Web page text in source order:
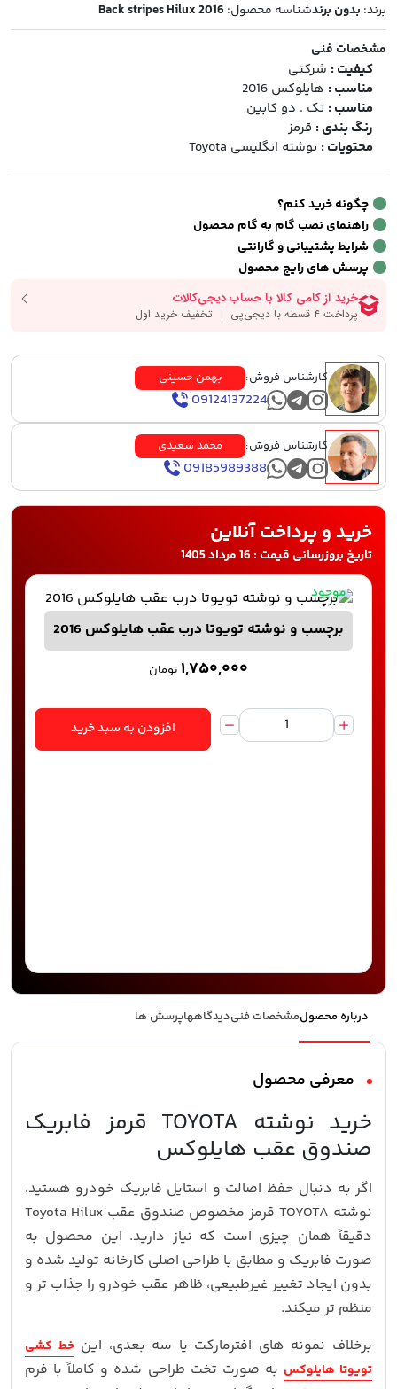
برند: بدون برندشناسه محصول: Back stripes Hilux 2016
مشخصات فنی
کیفیت : شرکتی
مناسب : هایلوکس 2016
مناسب : تک . دو کابین
رنگ بندی : قرمز
محتویات : نوشته انگلیسی Toyota
چگونه خرید کنم؟
راهنمای نصب گام به گام محصول
شرایط پشتیبانی و گارانتی
پرسش های رایج محصول
کارشناس فروش: بهمن حسینی
09124137224
کارشناس فروش: محمد سعیدی
09185989388
خرید و پرداخت آنلاین
تاریخ بروزرسانی قیمت : 16 مرداد 1405
موجود
برچسب و نوشته تویوتا درب عقب هایلوکس 2016
۱,۷۵۰,۰۰۰ تومان
افزودن به سبد خرید
درباره محصولمشخصات فنیدیدگاههاپرسش ها
معرفی محصول
خرید نوشته TOYOTA قرمز فابریک
صندوق عقب هایلوکس
اگر به دنبال حفظ اصالت و استایل فابریک خودرو هستید،
نوشته TOYOTA قرمز مخصوص صندوق عقب
Toyota Hilux
دقیقاً همان چیزی است که نیاز دارید. این محصول به‌
صورت فابریک و مطابق با طراحی اصلی کارخانه تولید شده و
بدون ایجاد تغییر غیرطبیعی، ظاهر عقب خودرو را جذاب‌ تر و
منظم‌ تر میکند.
برخلاف نمونه‌ های افترمارکت یا سه‌ بعدی، اینخط کشی
تویوتا هایلوکس به‌ صورت تخت طراحی شده و کاملاً با فرم